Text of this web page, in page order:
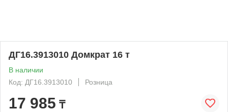
ДГ16.3913010 Домкрат 16 т
В наличии
Код: ДГ16.3913010
Розница
17 985 ₸